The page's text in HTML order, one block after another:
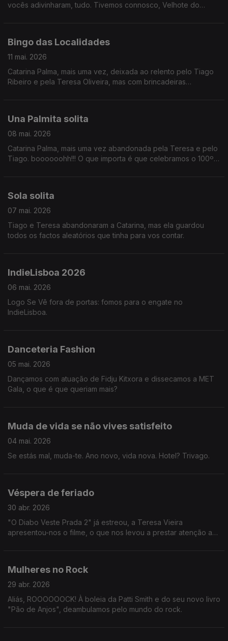
vocês adivinharam, tudo. Tivemos connosco, Velhote do
Bingo das Localidades
11 mai. 2026
Catarina Palma, mais uma vez, deixada ao relento pelo Tiago
Ribeiro e pela Teresa Oliveira, mas com brincadeiras
Una Palmita solita
08 mai. 2026
Catarina Palma, mais uma vez abandonada pela Teresa e pelo
Tiago. boooooohh!!! O que importa é que celebramos o 100º
Sola solita
07 mai. 2026
Tiago e Teresa abandonaram a Catarina, mas ela guardou
todos os factos aleatórios que tinha para vos contar.
IndieLisboa 2026
06 mai. 2026
Logo Se Vê fora de portas: fomos para o engate no
IndieLisboa.
Danceteria Fashion
05 mai. 2026
Dançamos com atuação de Fidju Kitxora e dissecamos a MET
Gala, o que é que queriam mais?
Muda de vida se não vives satisfeito
04 mai. 2026
Se estás mal, muda-te. Ano novo, vida nova. Hotel? Trivago.
Véspera de feriado
30 abr. 2026
"O Diabo Veste Prada 2" já estreou, a Teresa Vieira
apresentou-nos o filme, o que nos levou a prestar atenção a
Mulheres no Rock
29 abr. 2026
Aliás, ROOOOOOCK! À boleia da Patti Smith e do seu novo livro
"Pão de Anjos", deambulamos pelo mundo do rock.